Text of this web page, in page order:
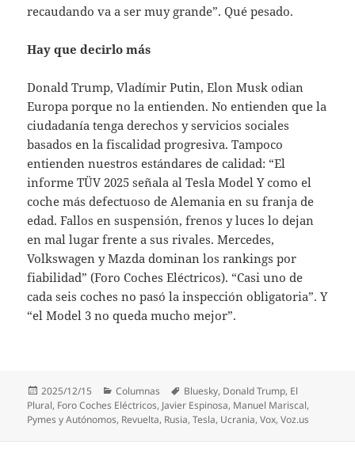
recaudando va a ser muy grande”. Qué pesado.
Hay que decirlo más
Donald Trump, Vladímir Putin, Elon Musk odian
Europa porque no la entienden. No entienden que la
ciudadanía tenga derechos y servicios sociales
basados en la fiscalidad progresiva. Tampoco
entienden nuestros estándares de calidad: “El
informe TÜV 2025 señala al Tesla Model Y como el
coche más defectuoso de Alemania en su franja de
edad. Fallos en suspensión, frenos y luces lo dejan
en mal lugar frente a sus rivales. Mercedes,
Volkswagen y Mazda dominan los rankings por
fiabilidad” (Foro Coches Eléctricos). “Casi uno de
cada seis coches no pasó la inspección obligatoria”. Y
“el Model 3 no queda mucho mejor”.
Publicado
el
2025/12/15 Categorías
Columnas Etiquetas
Bluesky, Donald Trump, El
Plural, Foro Coches Eléctricos, Javier Espinosa, Manuel Mariscal,
Pymes y Autónomos, Revuelta, Rusia,Tesla, Ucrania,Vox,Voz.us